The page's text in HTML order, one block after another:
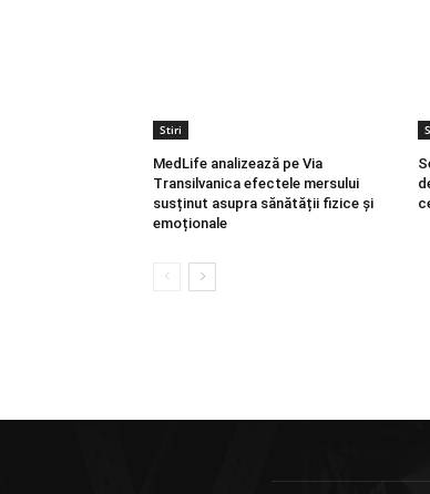
Stiri
MedLife analizează pe Via
Transilvanica efectele mersului
susținut asupra sănătății fizice și
emoționale